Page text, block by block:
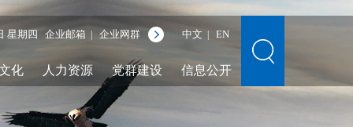
星期四 企业邮箱 企业网群 中文 EN
化 人力资源 党群建设 信息公开